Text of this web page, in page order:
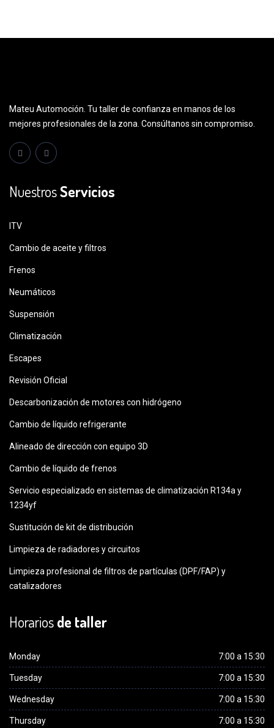
Mateu Automoción. Tu taller de confianza en manos de los
mejores profesionales de la zona. Consúltanos sin compromiso.
NuestrosServicios
ITV
Cambio de aceite y filtros
Frenos
Neumáticos
Suspensión
Climatización
Escapes
Revisión Oficial
Descarbonización de motores con hidrógeno
Cambio de líquido refrigerante
Alineado de dirección con equipo 3D
Cambio de líquido de frenos
Servicio especializado en sistemas de climatización R134a y
1234yf
Sustitución de kit de distribución
Limpieza de radiadores y circuitos
Limpieza profesional de filtros de partículas (DPF/FAP) y
catalizadores
Horariosde taller
Monday 7:00 a 15:30
Tuesday 7:00 a 15:30
Wednesday 7:00 a 15:30
Thursday 7:00 a 15:30